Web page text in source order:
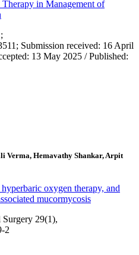
in Management of
Submission received: 16 April
13 May 2025 / Published:
Verma, Hemavathy Shankar, Arpit
oxygen therapy, and
mucormycosis
29(1),
2